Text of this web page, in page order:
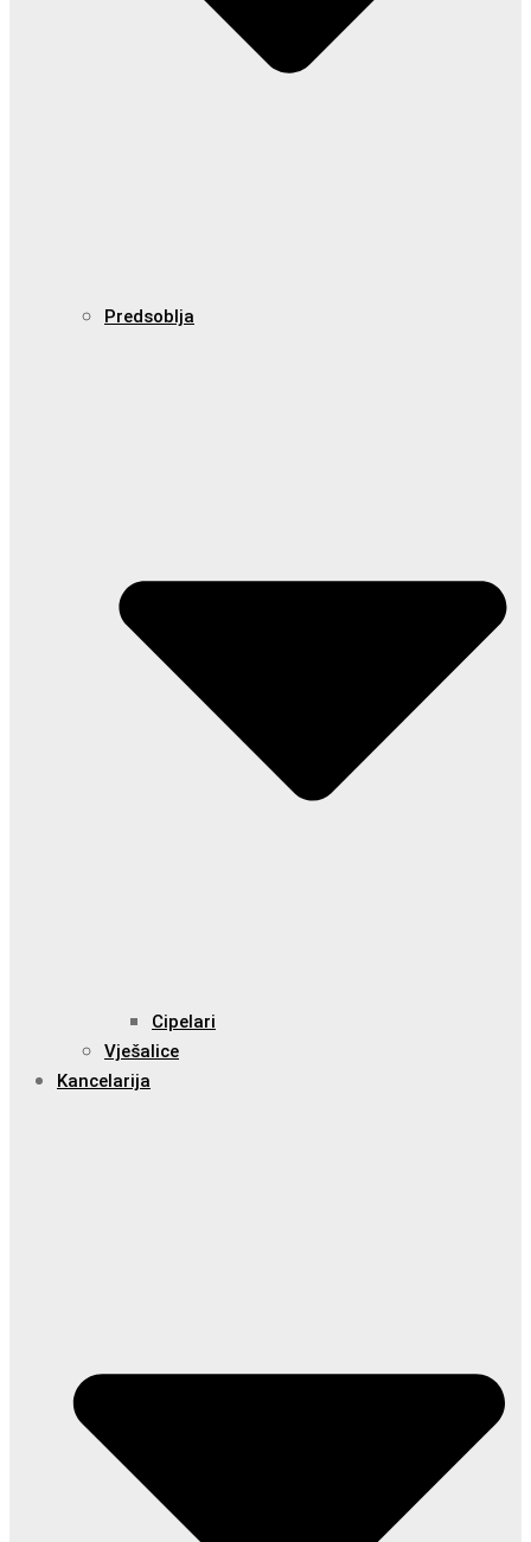
Predsoblja
Cipelari
Vješalice
Kancelarija